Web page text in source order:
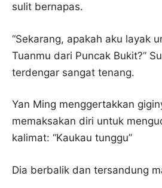
sulit bernapas.
“Sekarang, apakah aku layak
Tuanmu dari Puncak Bukit?”
terdengar sangat tenang.
Yan Ming menggertakkan
memaksakan diri untuk
kalimat: “Kaukau tunggu”
Dia berbalik dan tersandung